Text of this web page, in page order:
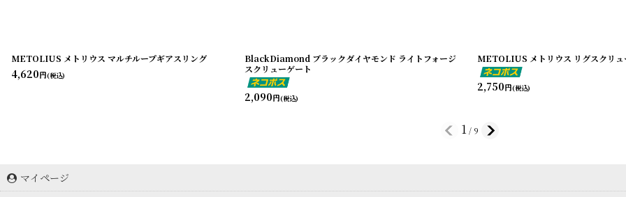
METOLIUS メトリウス マルチループギアスリング
4,620円(税込)
BlackDiamond ブラックダイヤモンド ライトフォージ
スクリューゲート
2,090円(税込)
METOLIUS メトリウス リグスクリュ
2,750円(税込)
1 / 9
マイページ